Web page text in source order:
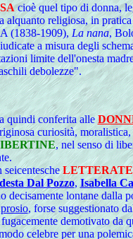
cioè quel tipo di donna,
religiosa, in
(1838-1909), La nana,
a misura degli
limite dell'onesta
debolezze".
quindi conferita alle
curiosità,
, nel senso di
seicentescheLETTERATE
Dal Pozzo, Isabella
decisamente lontane dalla
, forse suggestionato
demotivato da
celebre per una